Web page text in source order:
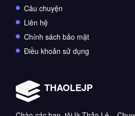
Câu chuyện
Liên hệ
Chính sách bảo mật
Điều khoản sử dụng
THAOLEJP